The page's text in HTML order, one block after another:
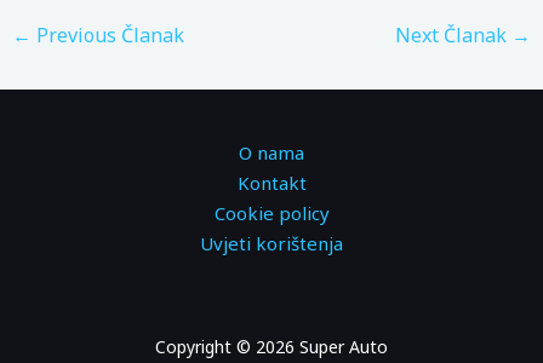
← Previous Članak Next Članak →
O nama
Kontakt
Cookie policy
Uvjeti korištenja
Copyright © 2026 Super Auto